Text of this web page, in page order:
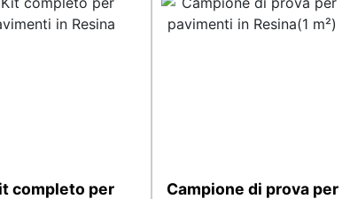
completo per
Campione di prova per